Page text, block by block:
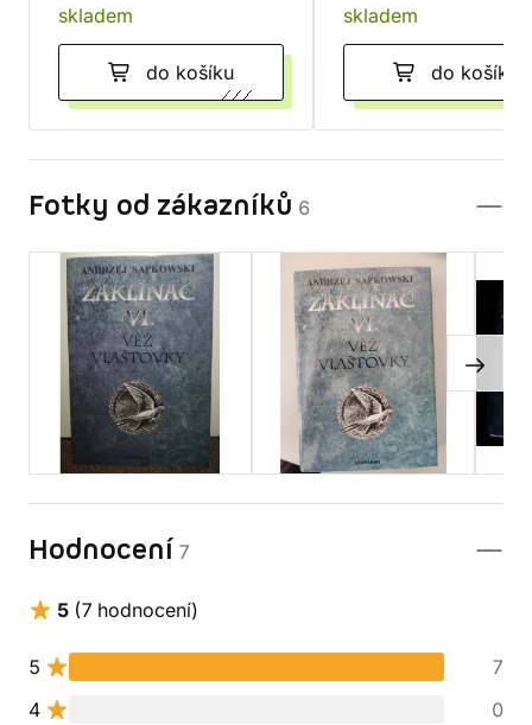
skladem
do košíku
skladem
do košíku
Fotky od zákazníků 6
Hodnocení 7
5 (7 hodnocení)
5
7
4
0